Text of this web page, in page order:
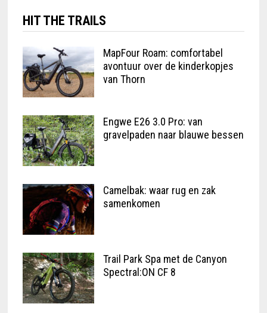
HIT THE TRAILS
MapFour Roam: comfortabel
avontuur over de kinderkopjes
van Thorn
Engwe E26 3.0 Pro: van
gravelpaden naar blauwe bessen
Camelbak: waar rug en zak
samenkomen
Trail Park Spa met de Canyon
Spectral:ON CF 8